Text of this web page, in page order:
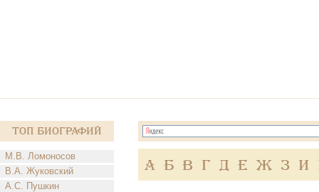
Топ Биографий
М.В. Ломоносов
В.А. Жуковский
А.С. Пушкин
А Б В Г Д Е Ж З И